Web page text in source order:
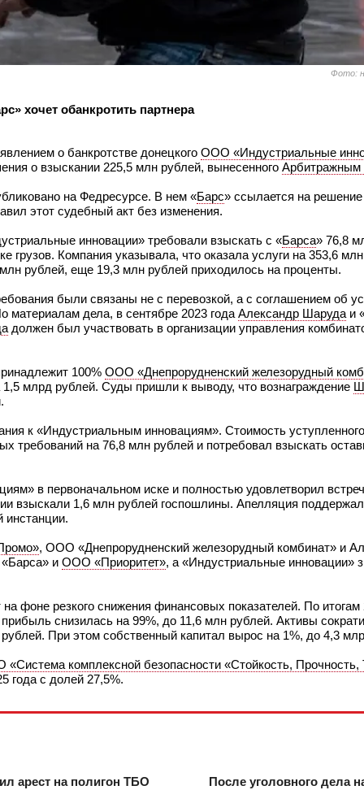
Фото:
хочет обанкротить партнера
о банкротстве донецкого ООО «Индустриальные
о взыскании 225,5 млн рублей, вынесенного Арбитражным
на Федресурсе. В нем «Барс» ссылается на
этот судебный акт без изменения.
инновации» требовали взыскать с «Барса» 76,8
грузов. Компания указывала, что оказала услуги на 353,6
рублей, еще 19,3 млн рублей приходилось на проценты.
были связаны не с перевозкой, а с соглашением об
материалам дела, в сентябре 2023 года Александр Шаруда и
должен был участвовать в организации управления
100% ООО «Днепрорудненский железорудный
млрд рублей. Суды пришли к выводу, что вознаграждение
к «Индустриальным инновациям». Стоимость
требований на 76,8 млн рублей и потребовал взыскать
в первоначальном иске и полностью удовлетворил
взыскали 1,6 млн рублей госпошлины. Апелляция
инстанции.
, ООО «Днепрорудненский железорудный комбинат» и
и ООО «Приоритет», а «Индустриальные инновации»
фоне резкого снижения финансовых показателей. По итогам
снизилась на 99%, до 11,6 млн рублей. Активы
При этом собственный капитал вырос на 1%, до 4,3
комплексной безопасности «Стойкость, Прочность,
года с долей 27,5%.
арест на полигон ТБО
После уголовного дела